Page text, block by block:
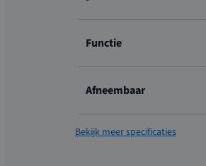
informatie
Functie
Afneembaar
Bekijk meer specificaties